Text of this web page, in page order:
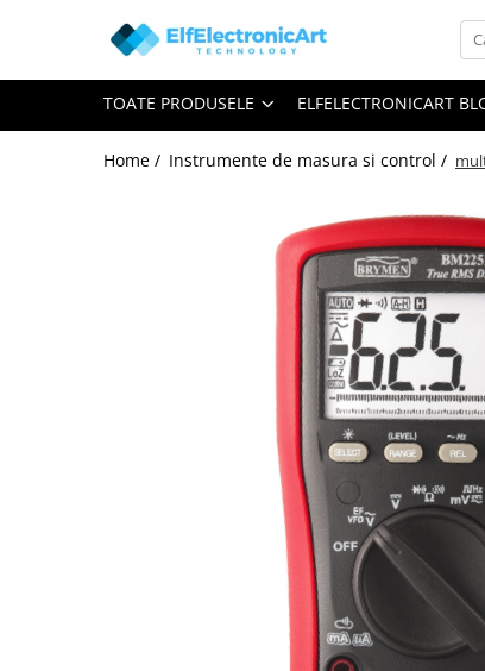
Toate Produsele
Audio
TOATE PRODUSELE ELFELECTRONICART
Home / Instrumente de masura si control /